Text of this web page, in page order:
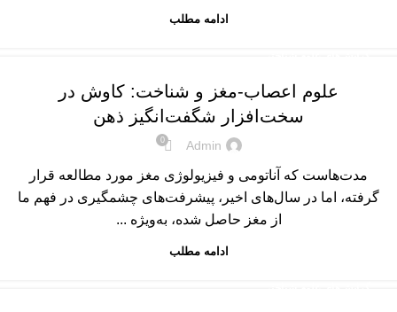
ادامه مطلب
علوم اعصاب-مغز و شناخت: کاوش در
سخت‌افزار شگفت‌انگیز ذهن
Admin
0
مدت‌هاست که آناتومی و فیزیولوژی مغز مورد مطالعه قرار
گرفته، اما در سال‌های اخیر، پیشرفت‌های چشمگیری در فهم ما
از مغز حاصل شده، به‌ویژه ...
ادامه مطلب